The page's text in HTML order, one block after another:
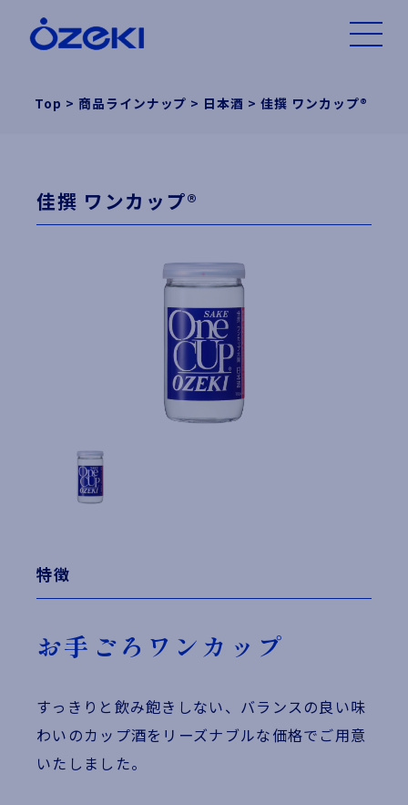
Top > 商品ラインナップ > 日本酒 >佳撰 ワンカップ®
佳撰 ワンカップ®
特徴
お手ごろワンカップ
すっきりと飲み飽きしない、バランスの良い味
わいのカップ酒をリーズナブルな価格でご用意
いたしました。